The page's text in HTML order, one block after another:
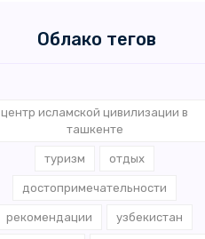
Облако тегов
центр исламской цивилизации в
ташкенте
туризм отдых
достопримечательности
рекомендации узбекистан